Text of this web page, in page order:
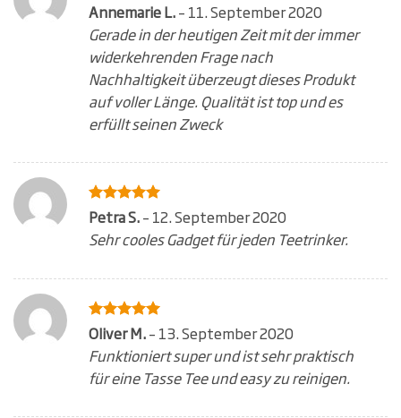
Bewertet
mit5von
5
Annemarie L.– 11. September 2020
Gerade in der heutigen Zeit mit der immer
widerkehrenden Frage nach
Nachhaltigkeit überzeugt dieses Produkt
auf voller Länge. Qualität ist top und es
erfüllt seinen Zweck
Bewertet
mit5von
5
Petra S.– 12. September 2020
Sehr cooles Gadget für jeden Teetrinker.
Bewertet
mit5von
5
Oliver M.– 13. September 2020
Funktioniert super und ist sehr praktisch
für eine Tasse Tee und easy zu reinigen.